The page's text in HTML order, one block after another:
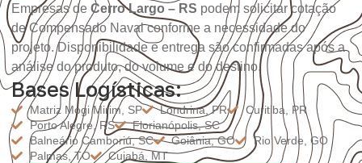
Empresas de Cerro Largo – RS podem solicitar cotação
de Compensado Naval conforme a necessidade do
projeto. Disponibilidade e entrega são confirmadas após a
análise do produto, do volume e do destino.
Bases Logísticas:
Matriz Mogi Mirim, SP Londrina, PR
Curitiba, PR
Porto Alegre, RS
Florianópolis, SC
Balneário Camboriú, SC
Goiânia, GO
Rio Verde, GO
Palmas, TO
Cuiabá, MT